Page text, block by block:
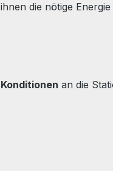
die nötige
an die